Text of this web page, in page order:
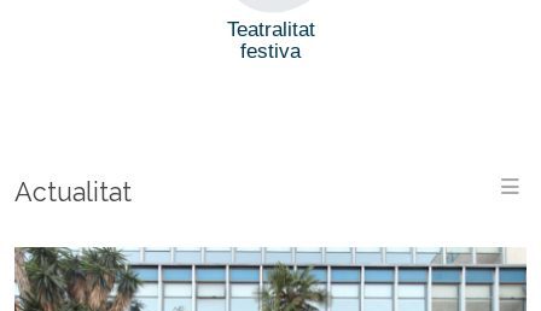
Teatralitat
festiva
Actualitat